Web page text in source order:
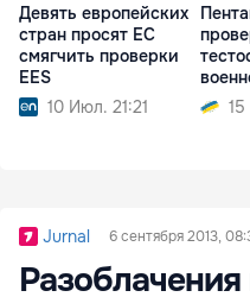
Девять европейских
стран просят ЕС
смягчить проверки
EES
10 Июл. 21:21
Jurnal 6 сентября 2013,